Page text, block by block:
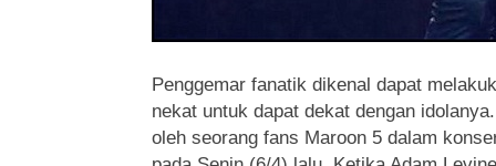
Penggemar fanatik dikenal dapat
nekat untuk dapat dekat dengan idolanya.
oleh seorang fans Maroon 5 dalam